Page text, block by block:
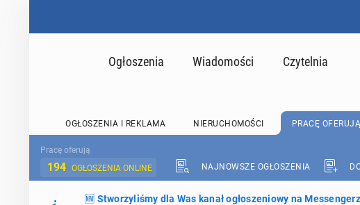
Ogłoszenia Wiadomości Czytelnia
OGŁOSZENIA I REKLAMA NIERUCHOMOŚCI PRACĘ OFERUJĄ
Pracę oferują
194 OGŁOSZENIA ONLINE NAJNOWSZE OGŁOSZENIA
🆕 Stworzyliśmy dla Was kanał ogłoszeniowy na